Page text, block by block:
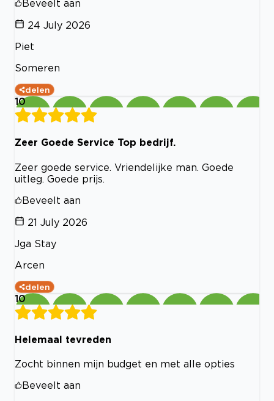
Beveelt aan
24 July 2026
Piet
Someren
delen
10
Zeer Goede Service Top bedrijf.
Zeer goede service. Vriendelijke man. Goede
uitleg. Goede prijs.
Beveelt aan
21 July 2026
Jga Stay
Arcen
delen
10
Helemaal tevreden
Zocht binnen mijn budget en met alle opties
Beveelt aan